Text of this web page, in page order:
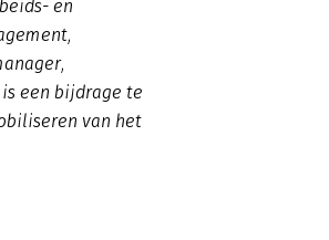
en
een bijdrage te
van het